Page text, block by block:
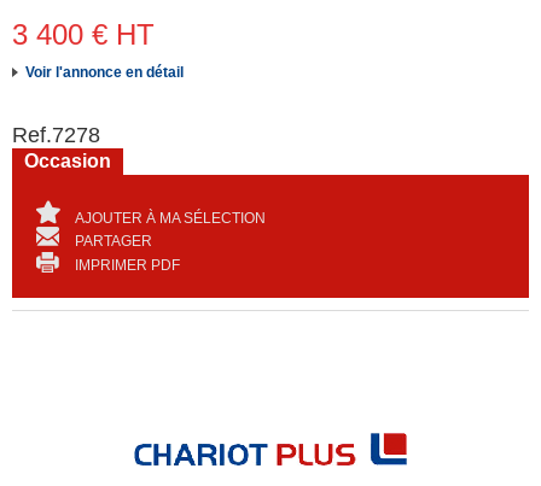
3 400 € HT
Voir l'annonce en détail
Ref.7278
Occasion
AJOUTER À MA SÉLECTION
PARTAGER
IMPRIMER PDF